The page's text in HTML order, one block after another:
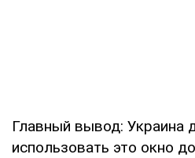
Главный вывод: Украина
использовать это окно